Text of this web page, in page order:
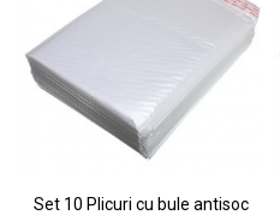
Set 10 Plicuri cu bule antisoc